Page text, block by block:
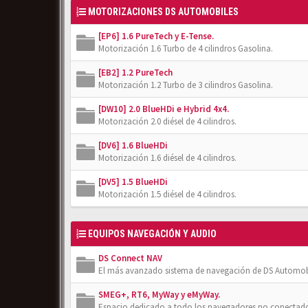
MOTORIZACIONES DS AUTOMOBILES
[EP6] 1.6 PureTech y E-Tense.
Motorización 1.6 Turbo de 4 cilindros Gasolina.
[EB2] 1.2 PureTech
Motorización 1.2 Turbo de 3 cilindros Gasolina.
[DW10] 2.0 BlueHDi e Hybrid 4x4.
Motorización 2.0 diésel de 4 cilindros.
[DV6] 1.6 BlueHDi
Motorización 1.6 diésel de 4 cilindros.
[DV5] 1.5 BlueHDi
Motorización 1.5 diésel de 4 cilindros.
EQUIPOS NAVEGACIÓN Y AUDIO
DS Connect NAV
El más avanzado sistema de navegación de DS
SMEG+, RT6, MyWay y eMyWay.